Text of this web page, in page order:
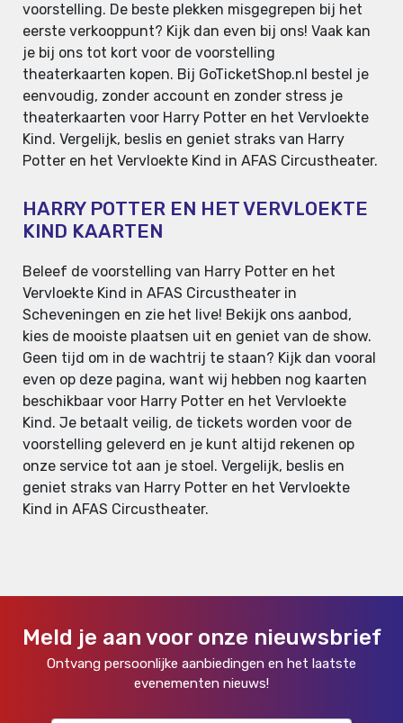
voorstelling. De beste plekken misgegrepen bij het
eerste verkooppunt? Kijk dan even bij ons! Vaak kan
je bij ons tot kort voor de voorstelling
theaterkaarten kopen. Bij GoTicketShop.nl bestel je
eenvoudig, zonder account en zonder stress je
theaterkaarten voor Harry Potter en het Vervloekte
Kind. Vergelijk, beslis en geniet straks van Harry
Potter en het Vervloekte Kind in AFAS Circustheater.
HARRY POTTER EN HET VERVLOEKTE
KIND KAARTEN
Beleef de voorstelling van Harry Potter en het
Vervloekte Kind in AFAS Circustheater in
Scheveningen en zie het live! Bekijk ons aanbod,
kies de mooiste plaatsen uit en geniet van de show.
Geen tijd om in de wachtrij te staan? Kijk dan vooral
even op deze pagina, want wij hebben nog kaarten
beschikbaar voor Harry Potter en het Vervloekte
Kind. Je betaalt veilig, de tickets worden voor de
voorstelling geleverd en je kunt altijd rekenen op
onze service tot aan je stoel. Vergelijk, beslis en
geniet straks van Harry Potter en het Vervloekte
Kind in AFAS Circustheater.
Meld je aan voor onze nieuwsbrief
Ontvang persoonlijke aanbiedingen en het laatste
evenementen nieuws!